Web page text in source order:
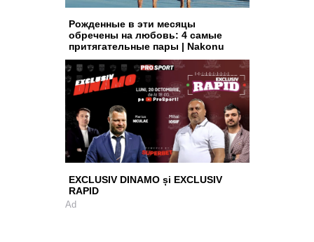
Рожденные в эти месяцы
обречены на любовь: 4 самые
притягательные пары | Nakonu
EXCLUSIV DINAMO și EXCLUSIV
RAPID
Ad